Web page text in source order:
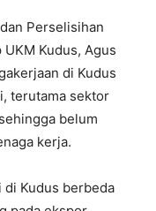
Perselisihan
Kudus, Agus
di Kudus
terutama sektor
belum
kerja.
Kudus berbeda